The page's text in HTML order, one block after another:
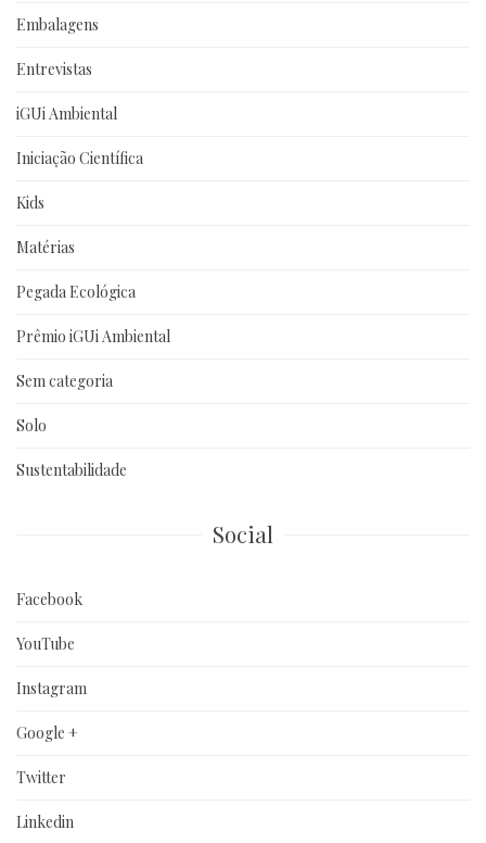
Embalagens
Entrevistas
iGUi Ambiental
Iniciação Científica
Kids
Matérias
Pegada Ecológica
Prêmio iGUi Ambiental
Sem categoria
Solo
Sustentabilidade
Social
Facebook
YouTube
Instagram
Google +
Twitter
Linkedin